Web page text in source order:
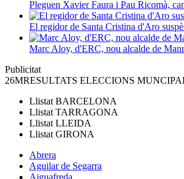
Pleguen Xavier Faura i Pau Ricomà,
El regidor de Santa Cristina d'Aro
Marc Aloy, d'ERC, nou alcalde de
Publicitat
26MRESULTATS ELECCIONS
Llistat BARCELONA
Llistat TARRAGONA
Llistat LLEIDA
Llistat GIRONA
Abrera
Aguilar de Segarra
Aiguafreda